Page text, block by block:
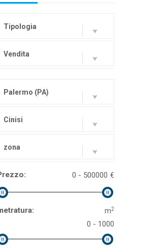
Tipologia
Vendita
Palermo (PA)
Cinisi
zona
€
0 - 500000
m2
0 - 1000